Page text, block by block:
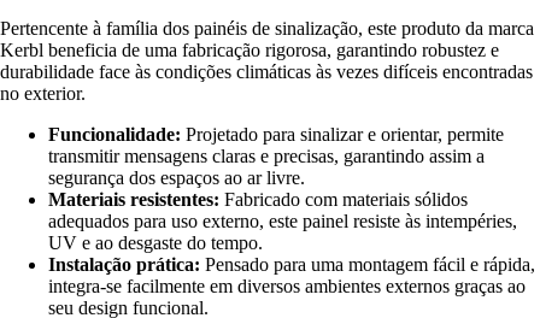
Pertencente à família dos painéis de sinalização, este produto da marca
Kerbl beneficia de uma fabricação rigorosa, garantindo robustez e
durabilidade face às condições climáticas às vezes difíceis encontradas
no exterior.
Funcionalidade: Projetado para sinalizar e orientar, permite
transmitir mensagens claras e precisas, garantindo assim a
segurança dos espaços ao ar livre.
Materiais resistentes: Fabricado com materiais sólidos
adequados para uso externo, este painel resiste às intempéries,
UV e ao desgaste do tempo.
Instalação prática: Pensado para uma montagem fácil e rápida,
integra-se facilmente em diversos ambientes externos graças ao
seu design funcional.